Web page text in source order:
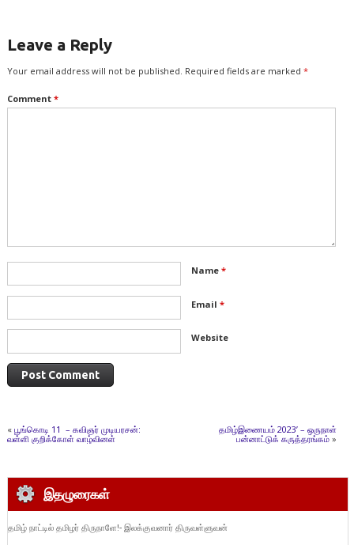
Leave a Reply
Your email address will not be published. Required fields are marked *
Comment *
Name *
Email *
Website
« பூங்கொடி 11 – கவிஞர் முடியரசன்:
வள்ளி குறிக்கோள் வாழ்வினள்
தமிழ்இணையம் 2023’ – ஒருநாள்
பன்னாட்டுக் கருத்தரங்கம் »
இதழுரைகள்
தமிழ் நாட்டில் தமிழர் திருநாளே!- இலக்குவனார் திருவள்ளுவன்